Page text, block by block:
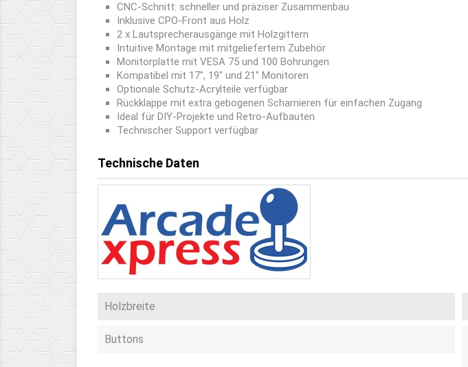
CNC-Schnitt: schneller und präziser Zusammenbau
Inklusive CPO-Front aus Holz
2 x Lautsprecherausgänge mit Holzgittern
Intuitive Montage mit mitgeliefertem Zubehör
Monitorplatte mit VESA 75 und 100 Bohrungen
Kompatibel mit 17", 19" und 21" Monitoren
Optionale Schutz-Acrylteile verfügbar
Rückklappe mit extra gebogenen Scharnieren für einfachen Zugang
Ideal für DIY-Projekte und Retro-Aufbauten
Technischer Support verfügbar
Technische Daten
Holzbreite
Buttons